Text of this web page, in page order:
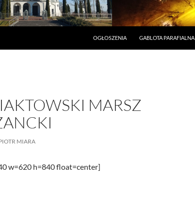
OGŁOSZENIA
GABLOTA PARAFIALNA
MARSZ
MIARA
w=620 h=840 float=center]